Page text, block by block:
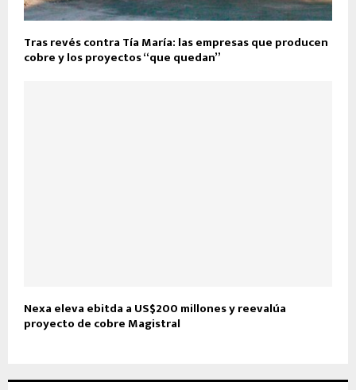
Tras revés contra Tía María: las empresas que producen
cobre y los proyectos “que quedan”
Nexa eleva ebitda a US$200 millones y reevalúa
proyecto de cobre Magistral